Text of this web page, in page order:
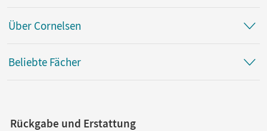
Über Cornelsen
Beliebte Fächer
Rückgabe und Erstattung